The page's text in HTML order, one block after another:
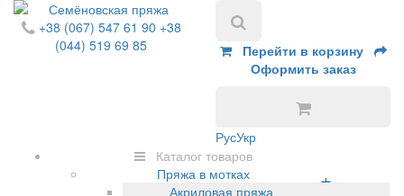
+38 (067) 547 61 90 +38
(044) 519 69 85
Перейти в корзину
Оформить заказ
РусУкр
Каталог товаров
Пряжа в мотках
+
Акриловая пряжа